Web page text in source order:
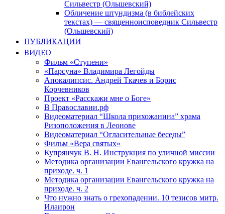
Сильвестр (Ольшевский)
Обличение штундизма (в библейских
текстах) — священноисповедник Сильвестр
(Ольшевский)
ПУБЛИКАЦИИ
ВИДЕО
Фильм «Ступени»
«Парсуна» Владимира Легойды
Апокалипсис. Андрей Ткачев и Борис
Корчевников
Проект «Расскажи мне о Боге»
В Православии.рф
Видеоматериал “Школа прихожанина” храма
Ризоположения в Леонове
Видеоматериал “Огласительные беседы”
Фильм «Вера святых»
Купрянчук В. Н. Инструкция по уличной миссии
Методика организации Евангельского кружка на
приходе. ч. 1
Методика организации Евангельского кружка на
приходе. ч. 2
Что нужно знать о грехопадении. 10 тезисов митр.
Илаирон